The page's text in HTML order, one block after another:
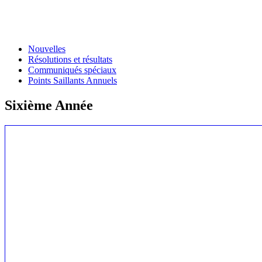
Nouvelles
Résolutions et résultats
Communiqués spéciaux
Points Saillants Annuels
Sixième Année